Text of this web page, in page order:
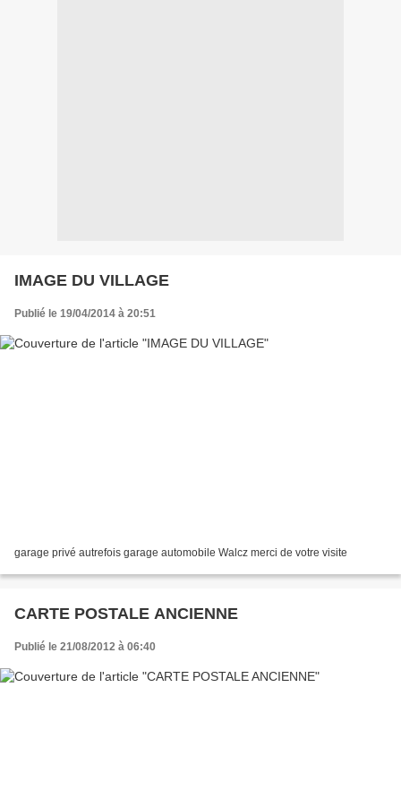
IMAGE DU VILLAGE
Publié le 19/04/2014 à 20:51
garage privé autrefois garage automobile Walcz merci de votre visite
CARTE POSTALE ANCIENNE
Publié le 21/08/2012 à 06:40